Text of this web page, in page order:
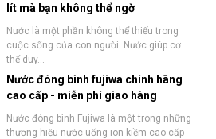
lít mà bạn không thể ngờ
Nước là một phần không thể thiếu trong
cuộc sống của con người. Nước giúp cơ
thể duy...
Nước đóng bình fujiwa chính hãng
cao cấp - miễn phí giao hàng
Nước đóng bình Fujiwa là một trong những
thương hiệu nước uống ion kiềm cao cấp